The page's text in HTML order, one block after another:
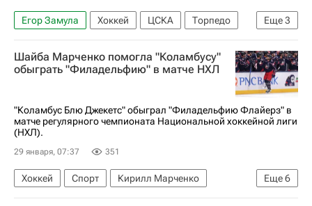
Еще3
Егор Замула Хоккей ЦСКА
Торпедо
Коламбус Блю Джекетс
Национальная хоккейная лига (НХЛ)
Шайба Марченко помогла "Коламбусу"
обыграть "Филадельфию" в матче НХЛ
"Коламбус Блю Джекетс" обыграл "Филадельфию Флайерз" в
матче регулярного чемпионата Национальной хоккейной лиги
(НХЛ).
29 января, 07:37 351
Еще6
Хоккей Спорт
Кирилл Марченко
Чарли Койл
Шон Монахан